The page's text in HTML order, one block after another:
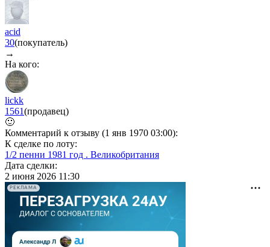
acid
30(покупатель)
→
На кого:
lickk
1561(продавец)
🙂
Комментарий к отзыву (1 янв 1970 03:00):
К сделке по лоту:
1/2 пенни 1981 год . Великобритания
Дата сделки:
2 июня 2026 11:30
РЕКЛАМА